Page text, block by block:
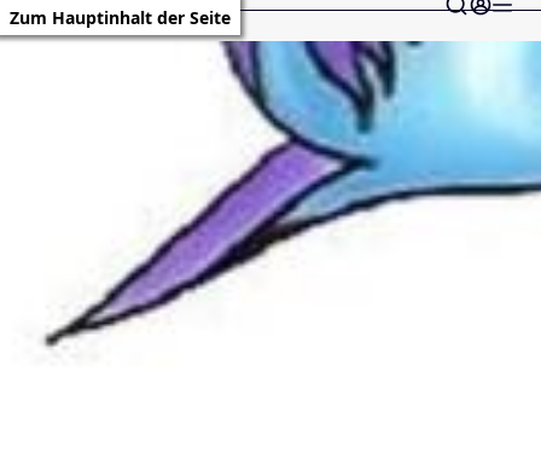
Zum Hauptinhalt der Seite